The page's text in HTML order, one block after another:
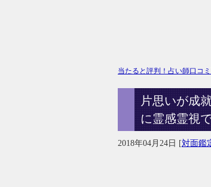
当たると評判！占い師口コ
片思いが成
に霊感霊視
2018年04月24日 [対面鑑